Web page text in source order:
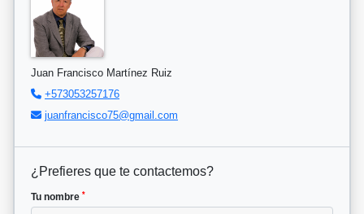
Juan Francisco Martínez Ruiz
+573053257176
juanfrancisco75@gmail.com
¿Prefieres que te contactemos?
Tu nombre *